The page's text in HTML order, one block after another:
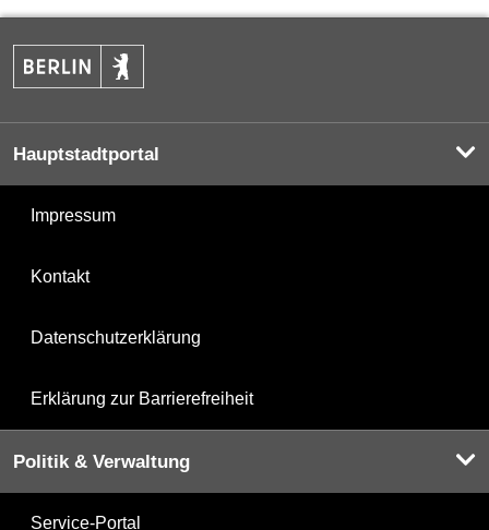
Hauptstadtportal
Impressum
Kontakt
Datenschutzerklärung
Erklärung zur Barrierefreiheit
Politik & Verwaltung
Service-Portal